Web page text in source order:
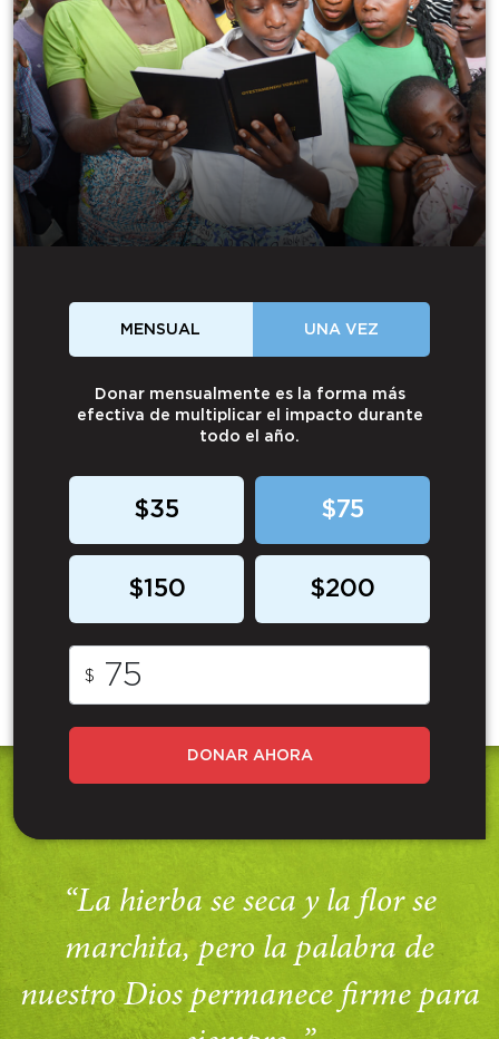
MENSUAL UNA VEZ
Donar mensualmente es la forma más
efectiva de multiplicar el impacto durante
todo el año.
$35 $75
$150 $200
$
DONAR AHORA
“La hierba se seca y la flor se
marchita, pero la palabra de
nuestro Dios permanece firme para